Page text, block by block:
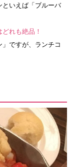
といえば「ブルーバ
れも絶品！
ですが、ランチコ